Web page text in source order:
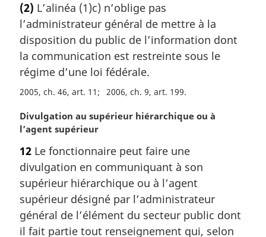
t
e
m
a
g
i
a
l
:
(2) L’alinéa (1)c) n’oblige pas
l’administrateur général de mettre à la
disposition du public de l’information dont
la communication est restreinte sous le
régime d’une loi fédérale.
2005, ch. 46, art. 11 2006, ch. 9, art. 199
N
o
e
m
a
r
i
n
Divulgation au supérieur hiérarchique ou à
l’agent supérieur
12 Le fonctionnaire peut faire une
divulgation en communiquant à son
supérieur hiérarchique ou à l’agent
supérieur désigné par l’administrateur
général de l’élément du secteur public dont
il fait partie tout renseignement qui, selon